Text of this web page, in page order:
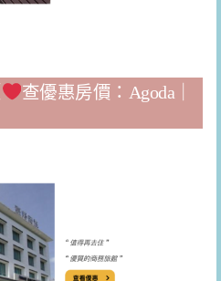
查優惠房價： Agoda